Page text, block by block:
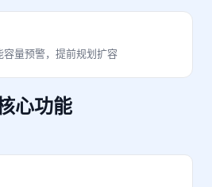
量预警，提前规划扩容
心功能